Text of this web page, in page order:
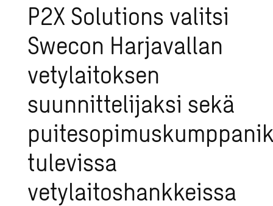
P2X Solutions valitsi
Swecon Harjavallan
vetylaitoksen
suunnittelijaksi sekä
tulevissa
vetylaitoshankkeissa